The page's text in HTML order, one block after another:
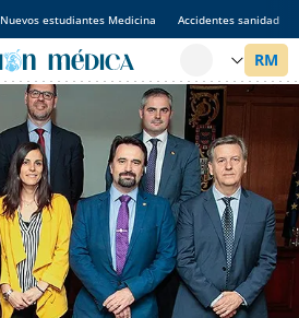
Nuevos estudiantes Medicina Accidentes sanidad